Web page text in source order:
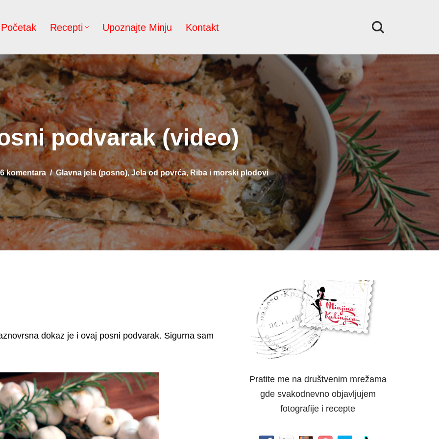
Početak Recepti Upoznajte Minju Kontakt
podvarak (video)
6 komentara Glavna jela (posno),Jela od povrća,Riba i morski plodovi
dokaz je i ovaj posni podvarak. Sigurna sam
Pratite me na društvenim mrežama
gde svakodnevno objavljujem
fotografije i recepte